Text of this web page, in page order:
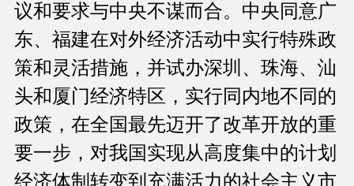
议和要求与中央不谋而合。中央同意广
东、福建在对外经济活动中实行特殊政
策和灵活措施，并试办深圳、珠海、汕
头和厦门经济特区，实行同内地不同的
政策，在全国最先迈开了改革开放的重
要一步，对我国实现从高度集中的计划
经济体制转变到充满活力的社会主义市